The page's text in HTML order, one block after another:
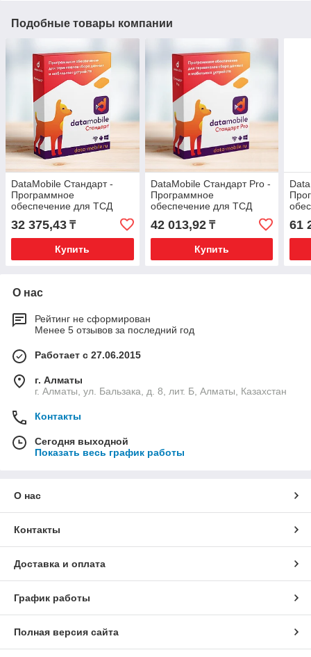
Подобные товары компании
DataMobile Стандарт -
Программное
обеспечение для ТСД
Подписка на 12 месяцев
32 375,43 ₸
Купить
DataMobile Стандарт Pro -
Программное
обеспечение для ТСД
Подписка на 6 месяцев
42 013,92₸
Купить
61
О нас
Рейтинг не сформирован
Менее 5 отзывов за последний год
Работает с 27.06.2015
г. Алматы
г. Алматы, ул. Бальзака, д. 8, лит. Б, Алматы, Казахстан
Контакты
Сегодня выходной
Показать весь график работы
О нас
Контакты
Доставка и оплата
График работы
Полная версия сайта